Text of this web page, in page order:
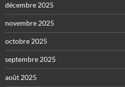
décembre 2025
novembre 2025
octobre 2025
septembre 2025
août 2025